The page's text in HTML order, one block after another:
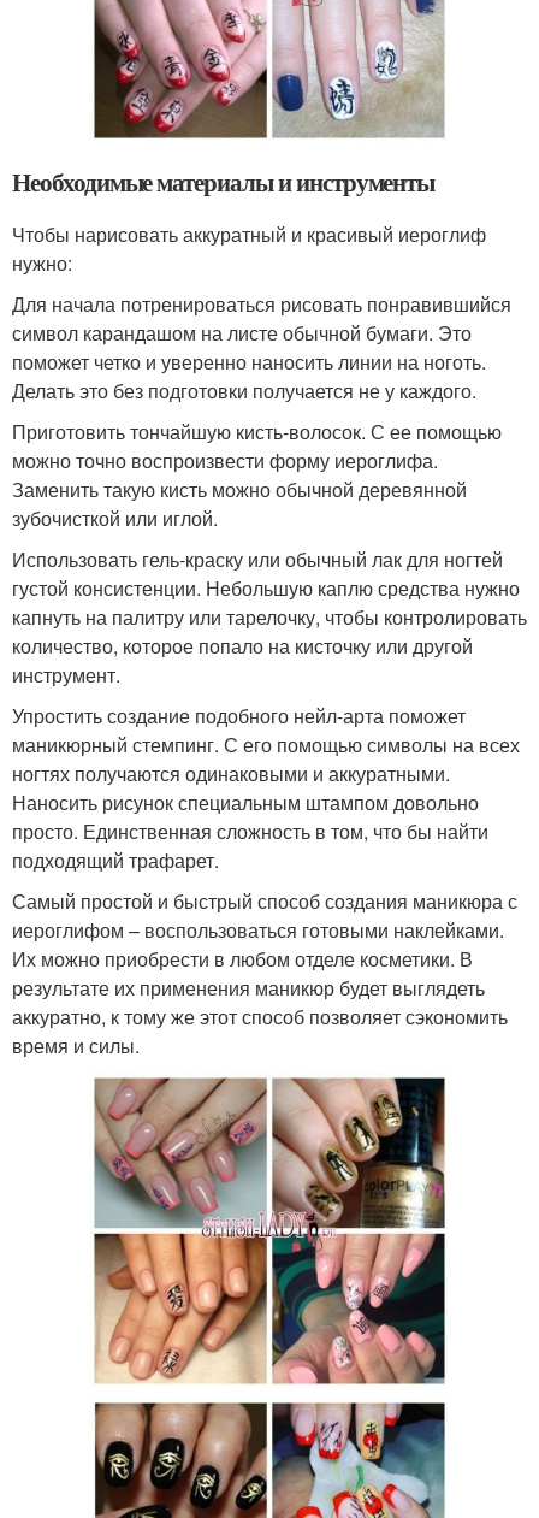
Необходимые материалы и инструменты
Чтобы нарисовать аккуратный и красивый иероглиф
нужно:
Для начала потренироваться рисовать понравившийся
символ карандашом на листе обычной бумаги. Это
поможет четко и уверенно наносить линии на ноготь.
Делать это без подготовки получается не у каждого.
Приготовить тончайшую кисть-волосок. С ее помощью
можно точно воспроизвести форму иероглифа.
Заменить такую кисть можно обычной деревянной
зубочисткой или иглой.
Использовать гель-краску или обычный лак для ногтей
густой консистенции. Небольшую каплю средства нужно
капнуть на палитру или тарелочку, чтобы контролировать
количество, которое попало на кисточку или другой
инструмент.
Упростить создание подобного нейл-арта поможет
маникюрный стемпинг. С его помощью символы на всех
ногтях получаются одинаковыми и аккуратными.
Наносить рисунок специальным штампом довольно
просто. Единственная сложность в том, что бы найти
подходящий трафарет.
Самый простой и быстрый способ создания маникюра с
иероглифом – воспользоваться готовыми наклейками.
Их можно приобрести в любом отделе косметики. В
результате их применения маникюр будет выглядеть
аккуратно, к тому же этот способ позволяет сэкономить
время и силы.